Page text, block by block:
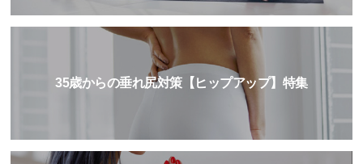
35歳からの垂れ尻対策【ヒップアップ】特集